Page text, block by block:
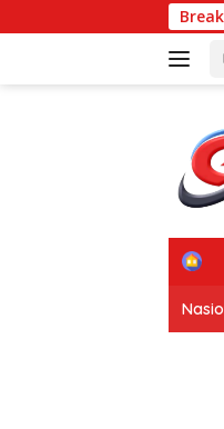
ke
BSM CK
H
m
e